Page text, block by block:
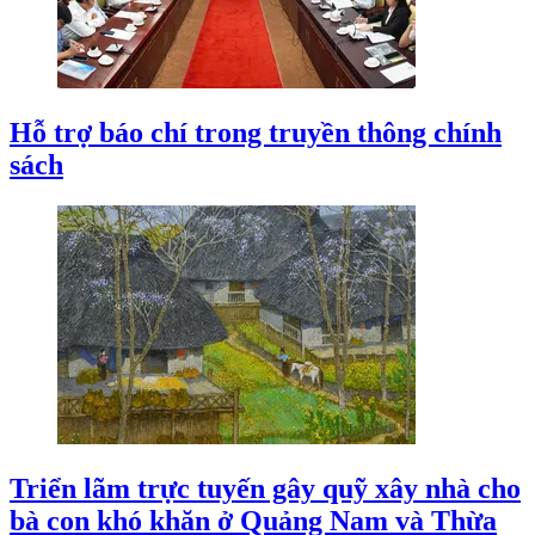
Hỗ trợ báo chí trong truyền thông chính
sách
Triển lãm trực tuyến gây quỹ xây nhà cho
bà con khó khăn ở Quảng Nam và Thừa